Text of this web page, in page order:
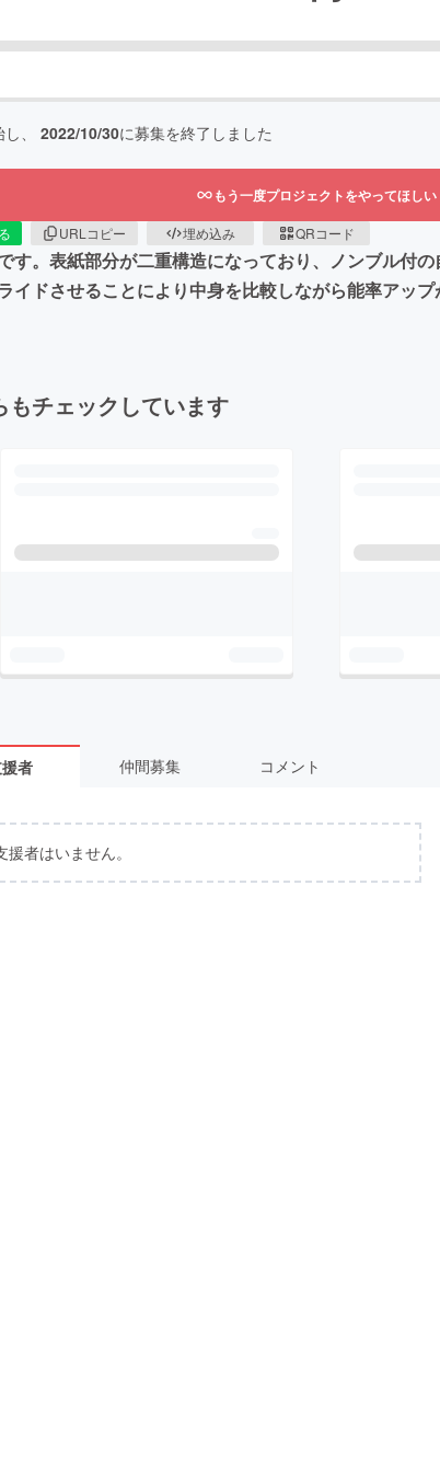
、 2022/10/30に募集を終了しました
もう一度プロジェクトをやってほしい
URLコピー 埋め込み QRコード
す。表紙部分が二重構造になっており、ノンブル付
イドさせることにより中身を比較しながら能率アッ
チェックしています
者 仲間募集 コメント
援者はいません。